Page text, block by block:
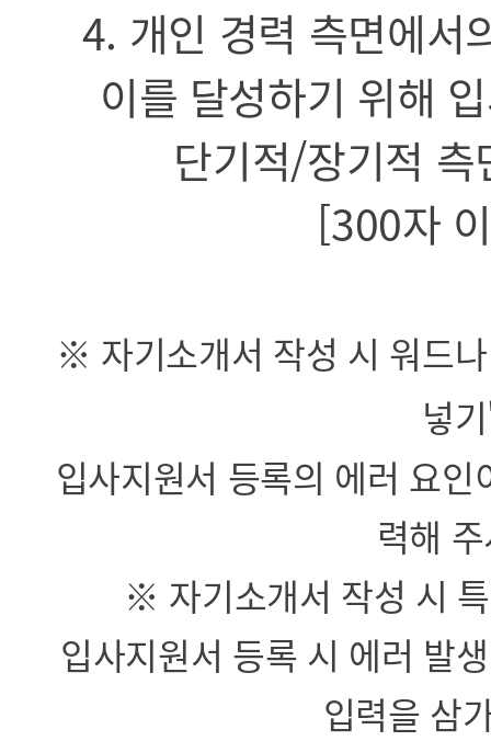
4. 개인 경력 측면에서
이를 달성하기 위해
단기적/장기적
[300자
※ 자기소개서 작성 시 워드
넣
입사지원서 등록의 에러 요
력해
※ 자기소개서 작성 시
입사지원서 등록 시 에러 발
입력을 삼